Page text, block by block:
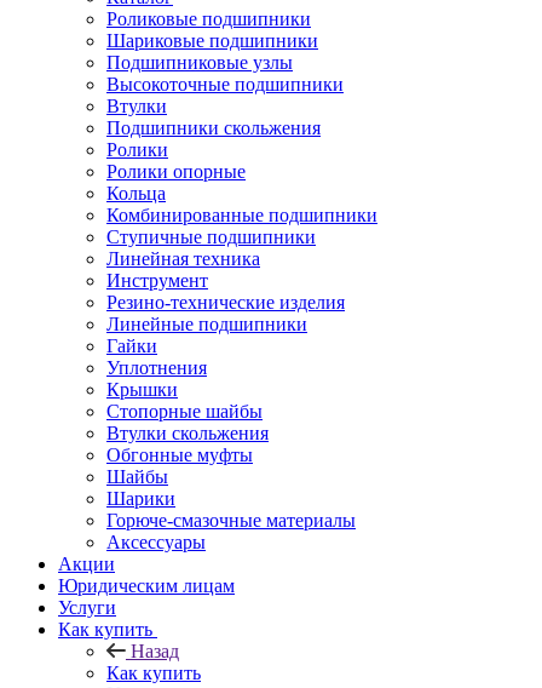
Роликовые подшипники
Шариковые подшипники
Подшипниковые узлы
Высокоточные подшипники
Втулки
Подшипники скольжения
Ролики
Ролики опорные
Кольца
Комбинированные подшипники
Ступичные подшипники
Линейная техника
Инструмент
Резино-технические изделия
Линейные подшипники
Гайки
Уплотнения
Крышки
Стопорные шайбы
Втулки скольжения
Обгонные муфты
Шайбы
Шарики
Горюче-смазочные материалы
Аксессуары
Акции
Юридическим лицам
Услуги
Как купить
Назад
Как купить